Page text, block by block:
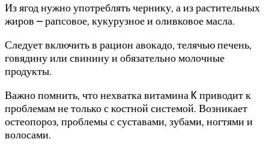
Из ягод нужно употреблять чернику, а из растительных
жиров – рапсовое, кукурузное и оливковое масла.
Следует включить в рацион авокадо, телячью печень,
говядину или свинину и обязательно молочные
продукты.
Важно помнить, что нехватка витамина K приводит к
проблемам не только с костной системой. Возникает
остеопороз, проблемы с суставами, зубами, ногтями и
волосами.